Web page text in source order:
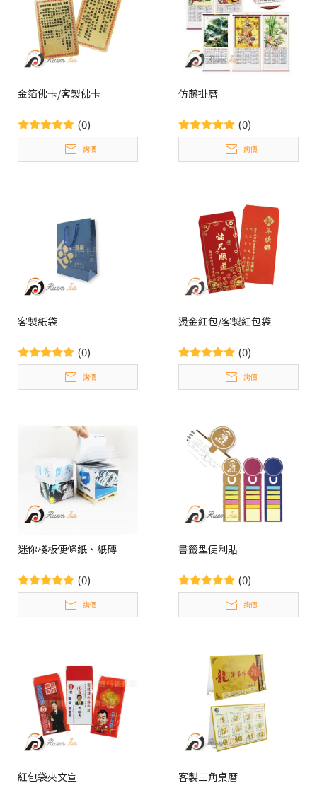
金箔佛卡/客製佛卡
(0)
詢價
仿藤掛曆
(0)
詢價
客製紙袋
(0)
詢價
燙金紅包/客製紅包袋
(0)
詢價
迷你棧板便條紙、紙磚
(0)
詢價
書籤型便利貼
(0)
詢價
紅包袋夾文宣 客製三角桌曆